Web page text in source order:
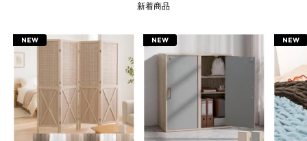
新着商品
NEW NEW NEW